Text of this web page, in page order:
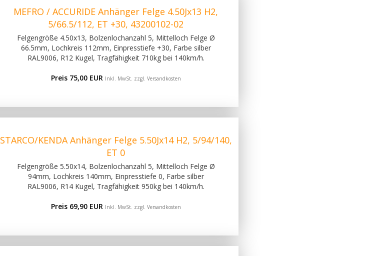
MEFRO / ACCURIDE Anhänger Felge 4.50Jx13 H2,
5/66.5/112, ET +30, 43200102-02
Felgengröße 4.50x13, Bolzenlochanzahl 5, Mittelloch Felge Ø
66.5mm, Lochkreis 112mm, Einpresstiefe +30, Farbe silber
RAL9006, R12 Kugel, Tragfähigkeit 710kg bei 140km/h.
Preis 75,00 EUR Inkl. MwSt. zzgl. Versandkosten
STARCO/KENDA Anhänger Felge 5.50Jx14 H2, 5/94/140,
ET 0
Felgengröße 5.50x14, Bolzenlochanzahl 5, Mittelloch Felge Ø
94mm, Lochkreis 140mm, Einpresstiefe 0, Farbe silber
RAL9006, R14 Kugel, Tragfähigkeit 950kg bei 140km/h.
Preis 69,90 EUR Inkl. MwSt. zzgl. Versandkosten